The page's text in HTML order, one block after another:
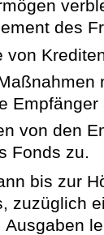
des
von
von den
Fonds zu.
bis zur
zuzüglich
Ausgaben